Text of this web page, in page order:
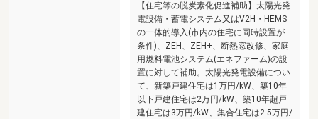
【住宅等の脱炭素化促進補助】太陽光発
電設備・蓄電システム又はV2H・HEMS
の一体的導入(市内の住宅に同時設置が
条件)、ZEH、ZEH+、断熱窓改修、家庭
用燃料電池システム(エネファーム)の設
置に対して補助。太陽光発電設備につい
て、新築戸建住宅は1万円/kW、築10年
以下戸建住宅は2万円/kW、築10年超戸
建住宅は3万円/kW、集合住宅は2.5万円/